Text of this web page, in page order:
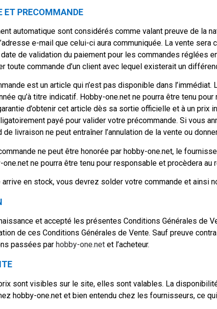
ET PRECOMMANDE
automatique sont considérés comme valant preuve de la
e-mail que celui-ci aura communiquée. La vente
de validation du paiement pour les commandes réglées
toute commande d’un client avec lequel existerait un
est un article qui n’est pas disponible dans
qu’à titre indicatif. Hobby-one.net ne pourra être tenu
d’obtenir cet article dès sa sortie officielle et à un prix
payé pour valider votre précommande. Si vous
livraison ne peut entraîner l’annulation de la vente ou
ne peut être honorée par hobby-one.net, le
one.net ne pourra être tenu pour responsable et procèdera
arrive en stock, vous devrez solder votre commande et ainsi
et accepté les présentes Conditions Générales de
de ces Conditions Générales de Vente. Sauf preuve
passées parhobby-one.net et l’acheteur.
sont visibles sur le site, elles sont valables. La
hobby-one.net et bien entendu chez les fournisseurs, ce